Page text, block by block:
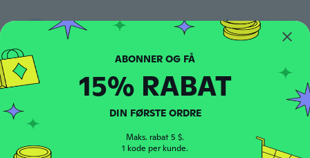
rosane
anmeldelser
C Christina
15% RABAT
DIN FØRSTE ORDRE
Maks. rabat 5 $.
1 kode per kunde.